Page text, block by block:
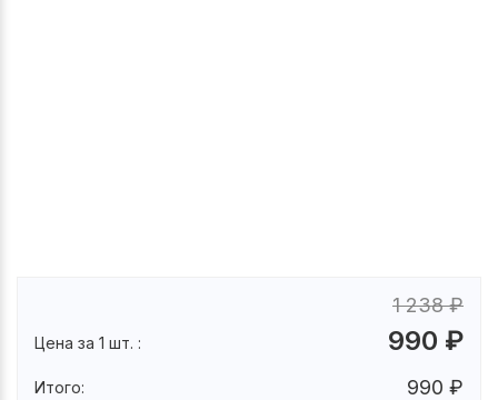
Цена за 1 шт. :
1 238₽
990 ₽
Итого: 990 ₽